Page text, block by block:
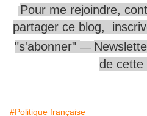
Pour me rejoindre,
partager ce blog,
"s'abonner" —
de cette
#Politique française